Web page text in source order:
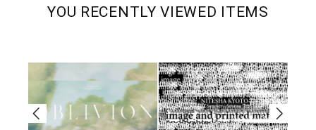
YOU RECENTLY VIEWED ITEMS